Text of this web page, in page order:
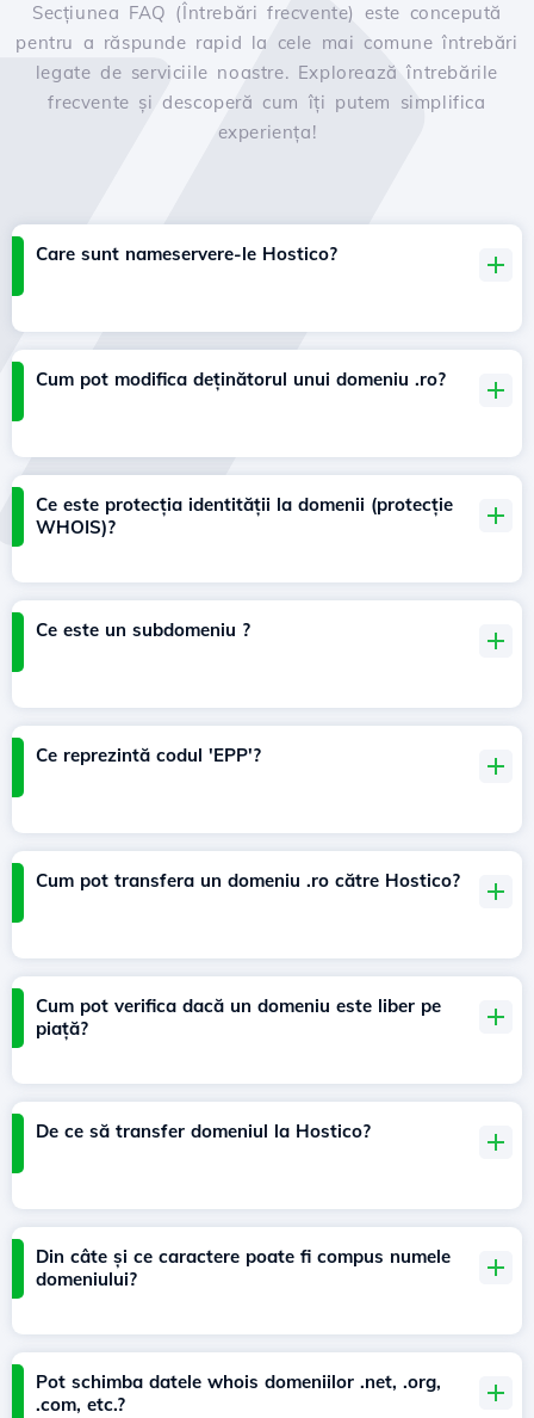
Secțiunea FAQ (Întrebări frecvente) este concepută
pentru a răspunde rapid la cele mai comune întrebări
legate de serviciile noastre. Explorează întrebările
frecvente și descoperă cum îți putem simplifica
experiența!
Care sunt nameservere-le Hostico?
Cum pot modifica deținătorul unui domeniu .ro?
Ce este protecția identității la domenii (protecție
WHOIS)?
Ce este un subdomeniu ?
Ce reprezintă codul 'EPP'?
Cum pot transfera un domeniu .ro către Hostico?
Cum pot verifica dacă un domeniu este liber pe
piață?
De ce să transfer domeniul la Hostico?
Din câte și ce caractere poate fi compus numele
domeniului?
Pot schimba datele whois domeniilor .net, .org,
.com, etc.?